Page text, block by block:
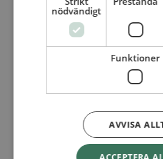
Internationella
Utsända och arbeten
Engagera dig
Entreprenörskap,
Kontakt
Lediga tjänster
VAD VI GÖR
nödvändigt
Funktioner
AVVISA